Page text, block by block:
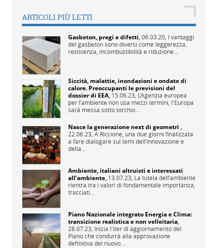
ARTICOLI PIÙ LETTI
Gasbeton, pregi e difetti,06.03.20, I vantaggi
del gasbeton sono diversi come leggerezza,
resistenza, incombustibilità e riduzione...
Siccità, malattie, inondazioni e ondate di
calore. Preoccupanti le previsioni del
dossier di EEA, 15.06.23, L’Agenzia europea
per l’ambiente non usa mezzi termini, l'Europa
sarà messa sotto torchio...
Nasce la generazione next di geometri ,
22.06.23, A Riccione, una due giorni finalizzata
a fare dialogare sui temi dell’innovazione e
della...
Ambiente, italiani altruisti e interessati
all’ambiente, 13.07.23, La tutela dell’ambiente
rientra tra i valori di fondamentale importanza,
tracciati...
Piano Nazionale integrato Energia e Clima:
transizione realistica e non velleitaria,
28.07.23, Inizia l'iter di aggiornamento del
Piano che condurrà alla approvazione
definitiva del nuovo...